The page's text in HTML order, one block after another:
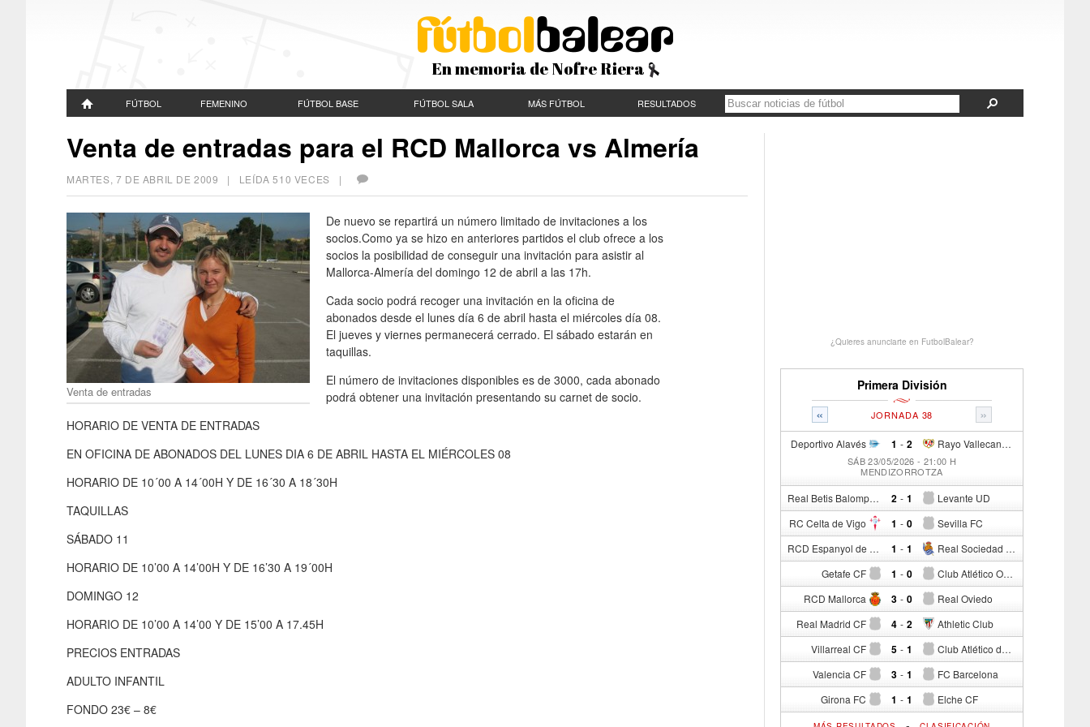
En memoria de Nofre Riera
FÚTBOL FEMENINO FÚTBOL BASE FÚTBOL SALA MÁS FÚTBOL RESULTADOS
Venta de entradas para el RCD Mallorca vs Almería
MARTES, 7 DE ABRIL DE 2009 | LEÍDA 510 VECES |
Venta de entradas
De nuevo se repartirá un número limitado de invitaciones a los
socios.Como ya se hizo en anteriores partidos el club ofrece a los
socios la posibilidad de conseguir una invitación para asistir al
Mallorca-Almería del domingo 12 de abril a las 17h.
Cada socio podrá recoger una invitación en la oficina de
abonados desde el lunes día 6 de abril hasta el miércoles día 08.
El jueves y viernes permanecerá cerrado. El sábado estarán en
taquillas.
El número de invitaciones disponibles es de 3000, cada abonado
podrá obtener una invitación presentando su carnet de socio.
HORARIO DE VENTA DE ENTRADAS
EN OFICINA DE ABONADOS DEL LUNES DIA 6 DE ABRIL HASTA EL MIÉRCOLES 08
HORARIO DE 10´00 A 14´00H Y DE 16´30 A 18´30H
TAQUILLAS
SÁBADO 11
HORARIO DE 10’00 A 14’00H Y DE 16’30 A 19´00H
DOMINGO 12
HORARIO DE 10’00 A 14’00 Y DE 15’00 A 17.45H
PRECIOS ENTRADAS
ADULTO INFANTIL
FONDO 23€ – 8€
¿Quieres anunciarte en FutbolBalear?
Primera División
« »
JORNADA 38
Deportivo Alavés 1 - Rayo Vallecano de Madrid
2
SÁB 23/05/2026 - 21:00 H
MENDIZORROTZA
Real Betis Balompié 2 - Levante UD
1
RC Celta de Vigo 1 - Sevilla FC
0
RCD Espanyol de Barcelona 1 - Real Sociedad de Fútbol
1
Getafe CF 1 - Club Atlético Osasuna
0
RCD Mallorca 3 - Real Oviedo
0
Real Madrid CF 4 - Athletic Club
2
Villarreal CF 5 - Club Atlético de Madrid
1
Valencia CF 3 - FC Barcelona
1
Girona FC 1 - Elche CF
1